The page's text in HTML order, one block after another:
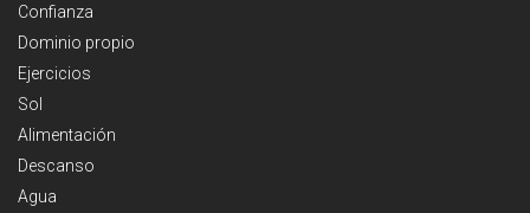
Confianza
Dominio propio
Ejercicios
Sol
Alimentación
Descanso
Agua